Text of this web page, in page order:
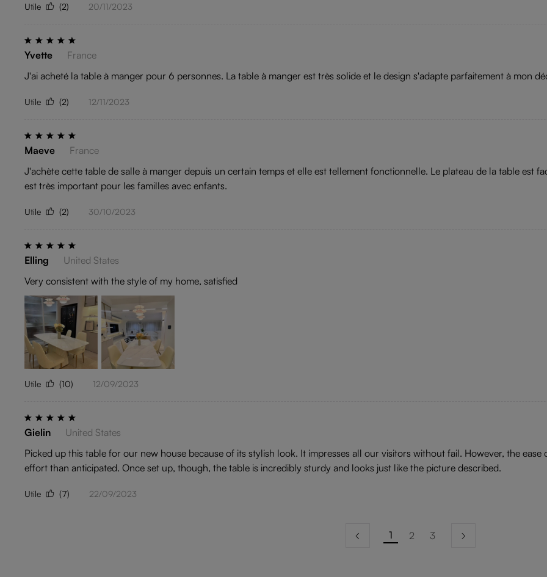
Utile (2) 20/11/2023
Yvette
France
J'ai acheté la table à manger pour 6 personnes. La table à manger est très solide et le design s'adapte parfaitement à mon
Utile (2) 12/11/2023
Maeve
France
J'achète cette table de salle à manger depuis un certain temps et elle est tellement fonctionnelle. Le plateau de la table est
est très important pour les familles avec enfants.
Utile (2) 30/10/2023
Elling
United States
Very consistent with the style of my home, satisfied
Utile (10) 12/09/2023
Gielin
United States
Picked up this table for our new house because of its stylish look. It impresses all our visitors without fail. However, the
effort than anticipated. Once set up, though, the table is incredibly sturdy and looks just like the picture described.
Utile (7) 22/09/2023
1 2 3